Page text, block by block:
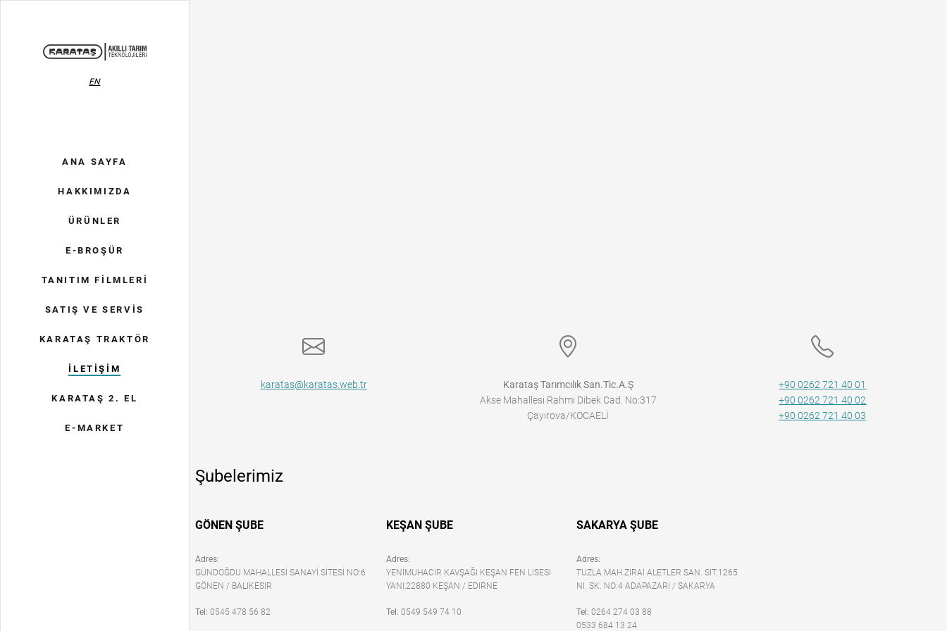
EN
ANA SAYFA
HAKKIMIZDA
ÜRÜNLER
E-BROŞÜR
TANITIM FİLMLERİ
SATIŞ VE SERVİS
KARATAŞ TRAKTÖR
İLETİŞİM
KARATAŞ 2. EL
E-MARKET
karatas@karatas.web.tr
Karataş Tarımcılık San.Tic.A.Ş
Akse Mahallesi Rahmi Dibek Cad. No:317
Çayırova/KOCAELİ
+90 0262 721 40 01
+90 0262 721 40 02
+90 0262 721 40 03
Şubelerimiz
GÖNEN ŞUBE
Adres:
GÜNDOĞDU MAHALLESİ SANAYİ SİTESİ NO:6
GÖNEN / BALIKESIR
Tel: 0545 478 56 82
KEŞAN ŞUBE
Adres:
YENİMUHACİR KAVŞAĞI KEŞAN FEN LİSESİ
YANI,22880 KEŞAN / EDIRNE
Tel: 0549 549 74 10
SAKARYA ŞUBE
Adres:
TUZLA MAH.ZİRAİ ALETLER SAN. SİT.1265
NI. SK. NO:4 ADAPAZARI / SAKARYA
Tel: 0264 274 03 88
0533 684 13 24